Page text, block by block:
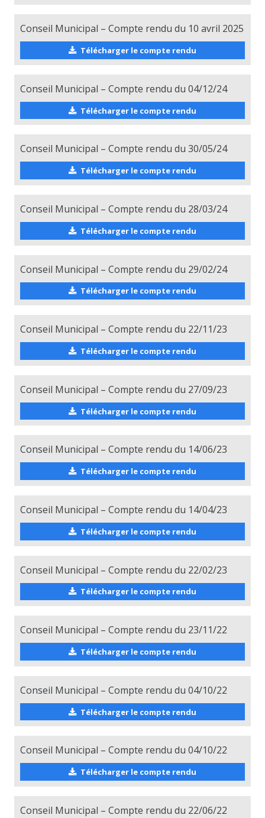
Conseil Municipal – Compte rendu du 10 avril 2025
Télécharger le compte rendu
Conseil Municipal – Compte rendu du 04/12/24
Télécharger le compte rendu
Conseil Municipal – Compte rendu du 30/05/24
Télécharger le compte rendu
Conseil Municipal – Compte rendu du 28/03/24
Télécharger le compte rendu
Conseil Municipal – Compte rendu du 29/02/24
Télécharger le compte rendu
Conseil Municipal – Compte rendu du 22/11/23
Télécharger le compte rendu
Conseil Municipal – Compte rendu du 27/09/23
Télécharger le compte rendu
Conseil Municipal – Compte rendu du 14/06/23
Télécharger le compte rendu
Conseil Municipal – Compte rendu du 14/04/23
Télécharger le compte rendu
Conseil Municipal – Compte rendu du 22/02/23
Télécharger le compte rendu
Conseil Municipal – Compte rendu du 23/11/22
Télécharger le compte rendu
Conseil Municipal – Compte rendu du 04/10/22
Télécharger le compte rendu
Conseil Municipal – Compte rendu du 04/10/22
Télécharger le compte rendu
Conseil Municipal – Compte rendu du 22/06/22